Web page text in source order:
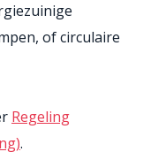
of circulaire
Regeling
.